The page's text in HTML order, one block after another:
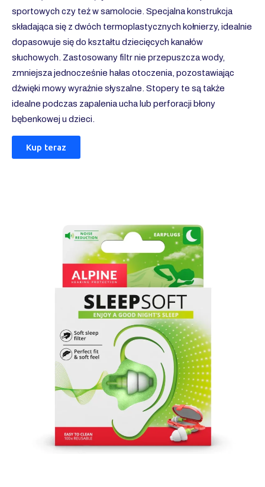
sportowych czy też w samolocie. Specjalna konstrukcja
składająca się z dwóch termoplastycznych kołnierzy, idealnie
dopasowuje się do kształtu dziecięcych kanałów
słuchowych. Zastosowany filtr nie przepuszcza wody,
zmniejsza jednocześnie hałas otoczenia, pozostawiając
dźwięki mowy wyraźnie słyszalne. Stopery te są także
idealne podczas zapalenia ucha lub perforacji błony
bębenkowej u dzieci.
Kup teraz